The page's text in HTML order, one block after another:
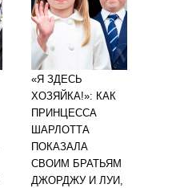
«Я ЗДЕСЬ
ХОЗЯЙКА!»: КАК
ПРИНЦЕССА
ШАРЛОТТА
ПОКАЗАЛА
СВОИМ БРАТЬЯМ
ДЖОРДЖУ И ЛУИ,